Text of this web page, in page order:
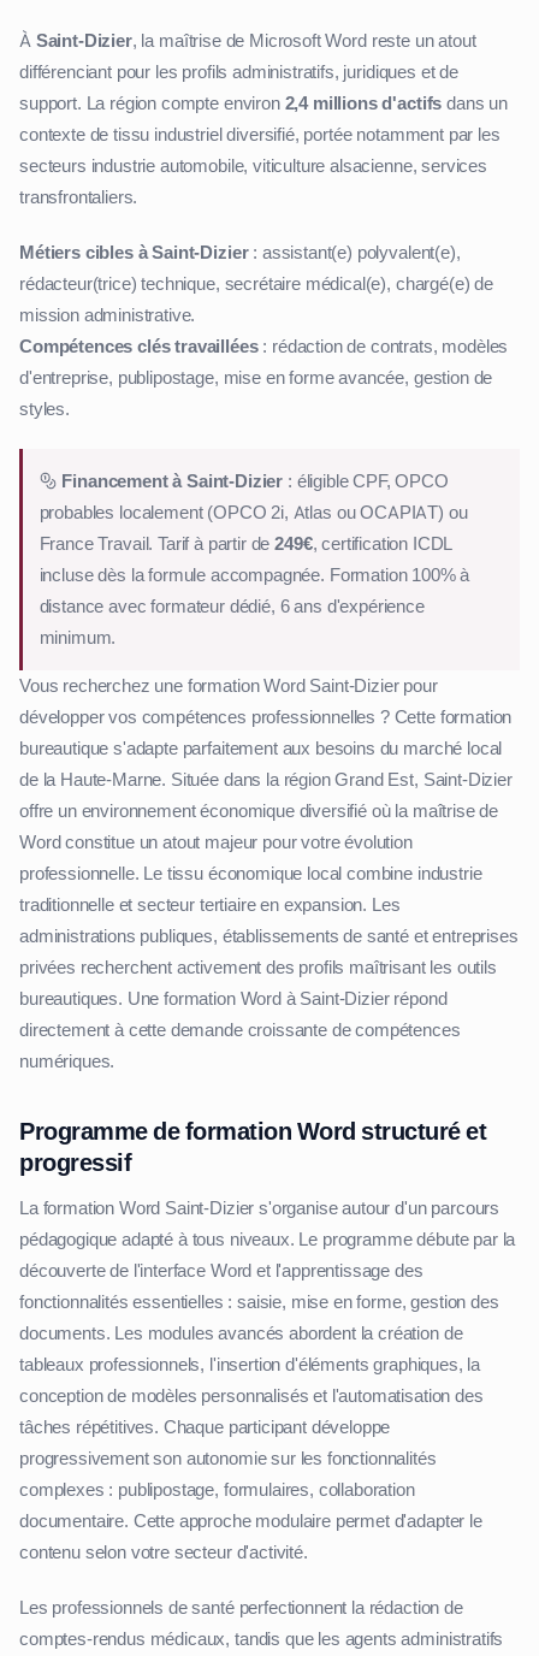
À Saint-Dizier, la maîtrise de Microsoft Word reste un atout
différenciant pour les profils administratifs, juridiques et de
support. La région compte environ 2,4 millions d'actifs dans un
contexte de tissu industriel diversifié, portée notamment par les
secteurs industrie automobile, viticulture alsacienne, services
transfrontaliers.
Métiers cibles à Saint-Dizier: assistant(e) polyvalent(e),
rédacteur(trice) technique, secrétaire médical(e), chargé(e) de
mission administrative.
Compétences clés travaillées: rédaction de contrats, modèles
d'entreprise, publipostage, mise en forme avancée, gestion de
styles.
Financement à Saint-Dizier : éligible CPF, OPCO
probables localement (OPCO 2i, Atlas ou OCAPIAT) ou
France Travail. Tarif à partir de249€, certification ICDL
incluse dès la formule accompagnée. Formation 100% à
distance avec formateur dédié, 6 ans d'expérience
minimum.
Vous recherchez une formation Word Saint-Dizier pour
développer vos compétences professionnelles ? Cette formation
bureautique s'adapte parfaitement aux besoins du marché local
de la Haute-Marne. Située dans la région Grand Est, Saint-Dizier
offre un environnement économique diversifié où la maîtrise de
Word constitue un atout majeur pour votre évolution
professionnelle. Le tissu économique local combine industrie
traditionnelle et secteur tertiaire en expansion. Les
administrations publiques, établissements de santé et entreprises
privées recherchent activement des profils maîtrisant les outils
bureautiques. Une formation Word à Saint-Dizier répond
directement à cette demande croissante de compétences
numériques.
Programme de formation Word structuré et
progressif
La formation Word Saint-Dizier s'organise autour d'un parcours
pédagogique adapté à tous niveaux. Le programme débute par la
découverte de l'interface Word et l'apprentissage des
fonctionnalités essentielles : saisie, mise en forme, gestion des
documents. Les modules avancés abordent la création de
tableaux professionnels, l'insertion d'éléments graphiques, la
conception de modèles personnalisés et l'automatisation des
tâches répétitives. Chaque participant développe
progressivement son autonomie sur les fonctionnalités
complexes : publipostage, formulaires, collaboration
documentaire. Cette approche modulaire permet d'adapter le
contenu selon votre secteur d'activité.
Les professionnels de santé perfectionnent la rédaction de
comptes-rendus médicaux, tandis que les agents administratifs